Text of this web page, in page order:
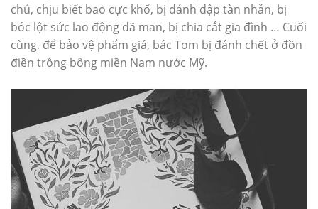
chủ, chịu biết bao cực khổ, bị đánh đập tàn nhẫn, bị
bóc lột sức lao động dã man, bị chia cắt gia đình … Cuối
cùng, để bảo vệ phẩm giá, bác Tom bị đánh chết ở đồn
điền trồng bông miền Nam nước Mỹ.